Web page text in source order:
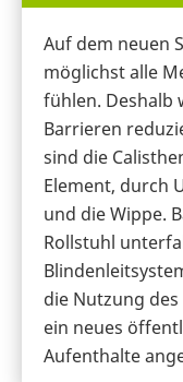
Auf dem neuen
möglichst alle
fühlen. Deshalb
Barrieren
sind die
Element, durch
und die Wippe.
Rollstuhl
die Nutzung
ein neues
Aufenthalte